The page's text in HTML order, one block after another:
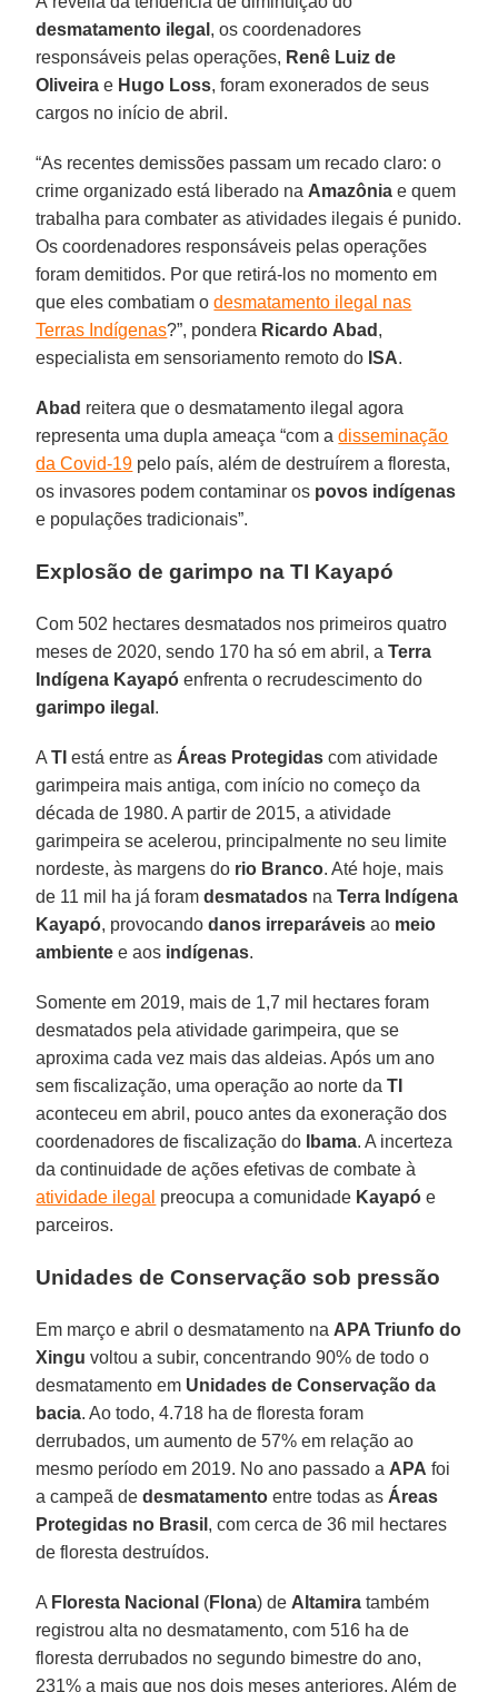
desmatamento ilegal , os coordenadores
responsáveis pelas operações, Renê Luiz de
Oliveirae Hugo Loss, foram exonerados de seus
cargos no início de abril.
“As recentes demissões passam um recado claro: o
crime organizado está liberado na Amazônia e quem
trabalha para combater as atividades ilegais é punido.
Os coordenadores responsáveis pelas operações
foram demitidos. Por que retirá-los no momento em
que eles combatiam odesmatamento ilegal nas
Terras Indígenas?”, pondera Ricardo Abad ,
especialista em sensoriamento remoto do ISA.
Abad reitera que o desmatamento ilegal agora
representa uma dupla ameaça “com adisseminação
da Covid-19 pelo país, além de destruírem a floresta,
os invasores podem contaminar os povos indígenas
e populações tradicionais”.
Explosão de garimpo na TI Kayapó
Com 502 hectares desmatados nos primeiros quatro
meses de 2020, sendo 170 ha só em abril, aTerra
Indígena Kayapó enfrenta o recrudescimento do
garimpo ilegal .
ATI está entre as Áreas Protegidas com atividade
garimpeira mais antiga, com início no começo da
década de 1980. A partir de 2015, a atividade
garimpeira se acelerou, principalmente no seu limite
nordeste, às margens do rio Branco. Até hoje, mais
de 11 mil ha já foramdesmatados naTerra Indígena
Kayapó, provocandodanos irreparáveis ao meio
ambiente e aos indígenas.
Somente em 2019, mais de 1,7 mil hectares foram
desmatados pela atividade garimpeira, que se
aproxima cada vez mais das aldeias. Após um ano
sem fiscalização, uma operação ao norte daTI
aconteceu em abril, pouco antes da exoneração dos
coordenadores de fiscalização do
Ibama. A incerteza
da continuidade de ações efetivas de combate à
atividade ilegal preocupa a comunidade Kayapó e
parceiros.
Unidades de Conservação sob pressão
Em março e abril o desmatamento na APA Triunfo do
Xingu voltou a subir, concentrando 90% de todo o
desmatamento em Unidades de Conservação da
bacia. Ao todo, 4.718 ha de floresta foram
derrubados, um aumento de 57% em relação ao
mesmo período em 2019. No ano passado a APA foi
a campeã dedesmatamento entre todas as Áreas
Protegidas no Brasil , com cerca de 36 mil hectares
de floresta destruídos.
A Floresta Nacional (Flona) de Altamira também
registrou alta no desmatamento, com 516 ha de
floresta derrubados no segundo bimestre do ano,
231% a mais que nos dois meses anteriores. Além de